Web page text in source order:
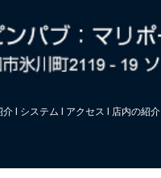
介 システム アクセス 店内の紹介